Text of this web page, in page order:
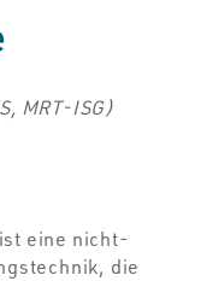
MRT-ISG)
eine nicht-
die